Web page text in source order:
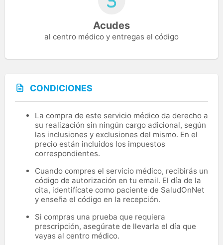
Acudes
al centro médico y entregas el código
CONDICIONES
La compra de este servicio médico da derecho a
su realización sin ningún cargo adicional, según
las inclusiones y exclusiones del mismo. En el
precio están incluidos los impuestos
correspondientes.
Cuando compres el servicio médico, recibirás un
código de autorización en tu email. El día de la
cita, identifícate como paciente de SaludOnNet
y enseña el código en la recepción.
Si compras una prueba que requiera
prescripción, asegúrate de llevarla el día que
vayas al centro médico.